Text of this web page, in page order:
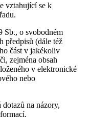
vztahující se k
Sb., o svobodném
předpisů (dále též
část v jakékoliv
zejména obsah
v elektronické
nebo
na názory,